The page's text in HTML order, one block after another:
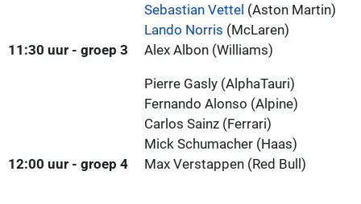
11:30 uur - groep 3
Sebastian Vettel (Aston Martin)
Lando Norris (McLaren)
Alex Albon (Williams)
12:00 uur - groep 4
Pierre Gasly (AlphaTauri)
Fernando Alonso (Alpine)
Carlos Sainz (Ferrari)
Mick Schumacher (Haas)
Max Verstappen (Red Bull)